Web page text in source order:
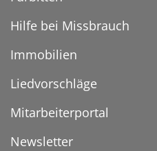
Hilfe bei Missbrauch
Immobilien
Liedvorschläge
Mitarbeiterportal
Newsletter